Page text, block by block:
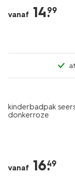
vanaf 14.
99
kinderbadpak
donkerroze
vanaf 16.
49